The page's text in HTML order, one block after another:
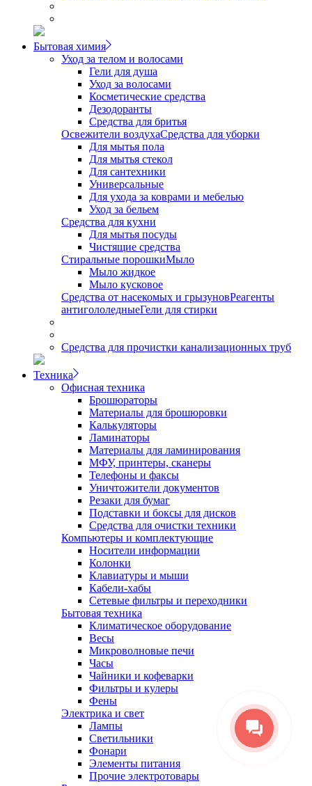
Бытовая химия
Уход за телом и волосами
Гели для душа
Уход за волосами
Косметические средства
Дезодоранты
Средства для бритья
Освежители воздухаСредства для уборки
Для мытья пола
Для мытья стекол
Для сантехники
Универсальные
Для ухода за коврами и мебелью
Уход за бельем
Средства для кухни
Для мытья посуды
Чистящие средства
Стиральные порошкиМыло
Мыло жидкое
Мыло кусковое
Средства от насекомых и грызуновРеагенты
антигололедныеГели для стирки
Средства для прочистки канализационных труб
Техника
Офисная техника
Брошюраторы
Материалы для брошюровки
Калькуляторы
Ламинаторы
Материалы для ламинирования
МФУ, принтеры, сканеры
Телефоны и факсы
Уничтожители документов
Резаки для бумаг
Подставки и боксы для дисков
Средства для очистки техники
Компьютеры и комплектующие
Носители информации
Колонки
Клавиатуры и мыши
Кабели-хабы
Сетевые фильтры и переходники
Бытовая техника
Климатическое оборудование
Весы
Микроволновые печи
Часы
Чайники и кофеварки
Фильтры и кулеры
Фены
Электрика и свет
Лампы
Светильники
Фонари
Элементы питания
Прочие электротовары